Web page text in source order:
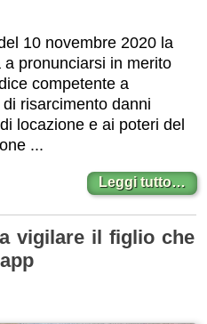
10 novembre 2020 la
pronunciarsi in merito
competente a
risarcimento danni
locazione e ai poteri del
...
Leggi tutto…
vigilare il figlio che